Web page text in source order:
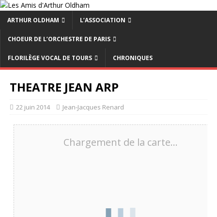
ARTHUR OLDHAM L’ASSOCIATION
CHOEUR DE L’ORCHESTRE DE PARIS
FLORILÈGE VOCAL DE TOURS CHRONIQUES
THEATRE JEAN ARP
22 juin 2014 Jean-Jacques Renard
Chargement de la carte…